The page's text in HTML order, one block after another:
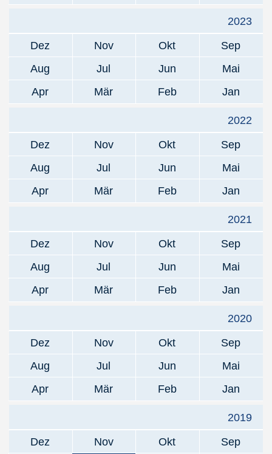
2023
Dez
Nov Okt
Sep
Aug
Jul Jun
Mai
Apr
Mär Feb Jan
2022
Dez
Nov Okt
Sep
Aug
Jul Jun
Mai
Apr
Mär Feb Jan
2021
Dez
Nov Okt
Sep
Aug
Jul Jun
Mai
Apr
Mär Feb Jan
2020
Dez
Nov Okt
Sep
Aug
Jul Jun
Mai
Apr
Mär Feb Jan
2019
Dez
Nov Okt
Sep